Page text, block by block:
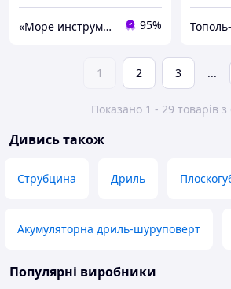
«Море инструментов» 95%
1 2 3 ...
Показано 1 - 29 товарів з
Дивись також
Струбцина Дриль
Акумуляторна дриль-шуруповерт
Популярні виробники